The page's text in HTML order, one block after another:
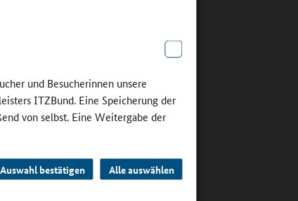
und Besucherinnen unsere
ITZBund. Eine Speicherung der
von selbst. Eine Weitergabe der
Auswahl bestätigen Alle auswählen